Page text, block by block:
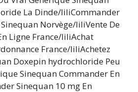
La Dinde/liliCommander
Norvège/liliVente De
Ligne France/liliAchat
France/liliAchetez
Doxepin hydrochloride Peu
Sinequan Commander En
Sinequan 10 mg En